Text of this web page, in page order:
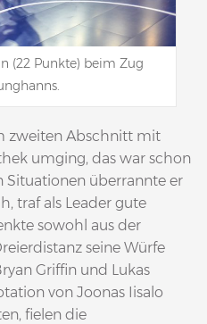
(22 Punkte) beim Zug
zweiten Abschnitt mit
umging, das war schon
Situationen überrannte er
traf als Leader gute
sowohl aus der
seine Würfe
Griffin und Lukas
von Joonas Iisalo
fielen die